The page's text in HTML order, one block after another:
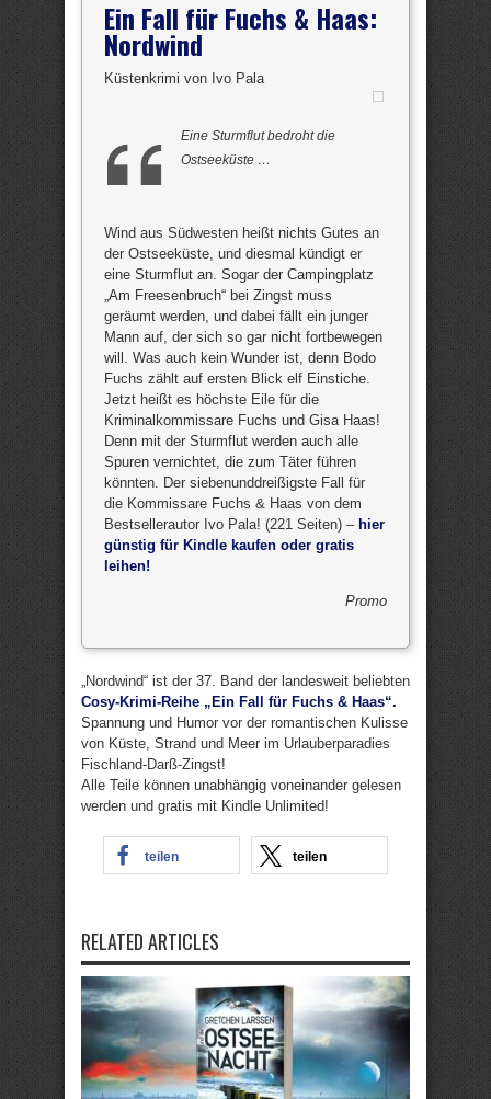
Ein Fall für Fuchs & Haas:
Nordwind
Küstenkrimi von Ivo Pala
Eine Sturmflut bedroht die
Ostseeküste …
Wind aus Südwesten heißt nichts Gutes an
der Ostseeküste, und diesmal kündigt er
eine Sturmflut an. Sogar der Campingplatz
„Am Freesenbruch“ bei Zingst muss
geräumt werden, und dabei fällt ein junger
Mann auf, der sich so gar nicht fortbewegen
will. Was auch kein Wunder ist, denn Bodo
Fuchs zählt auf ersten Blick elf Einstiche.
Jetzt heißt es höchste Eile für die
Kriminalkommissare Fuchs und Gisa Haas!
Denn mit der Sturmflut werden auch alle
Spuren vernichtet, die zum Täter führen
könnten. Der siebenunddreißigste Fall für
die Kommissare Fuchs & Haas von dem
Bestsellerautor Ivo Pala! (221 Seiten) – hier
günstig für Kindle kaufen oder gratis
leihen!
Promo
„Nordwind“ ist der 37. Band der landesweit beliebten
Cosy-Krimi-Reihe „Ein Fall für Fuchs & Haas“.
Spannung und Humor vor der romantischen Kulisse
von Küste, Strand und Meer im Urlauberparadies
Fischland-Darß-Zingst!
Alle Teile können unabhängig voneinander gelesen
werden und gratis mit Kindle Unlimited!
teilen teilen
RELATED ARTICLES